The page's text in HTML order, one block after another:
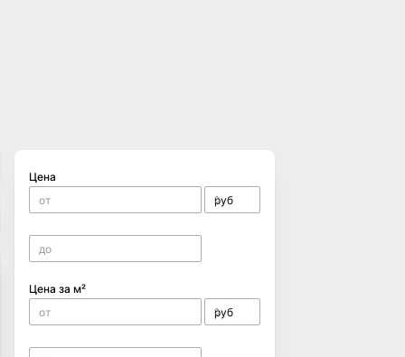
Цена
Цена за м²